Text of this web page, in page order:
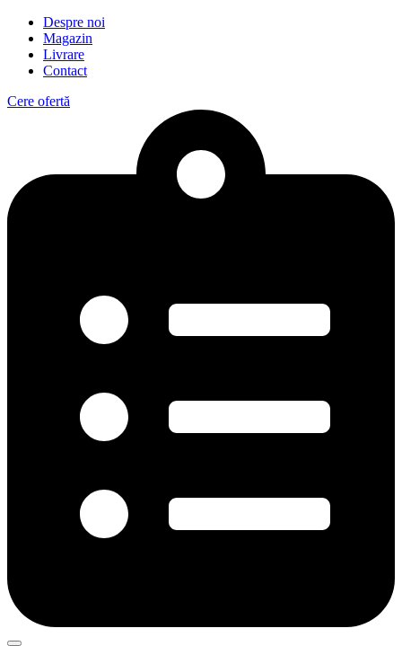
Despre noi
Magazin
Livrare
Contact
Cere ofertă